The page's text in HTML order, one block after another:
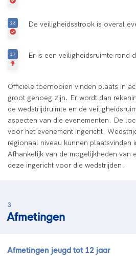
De veiligheidsstrook is overal
Er is een veiligheidsruimte rond
Officiële toernooien vinden plaats in
groot genoeg zijn. Er wordt dan
de wedstrijdruimte en de
aspecten van die evenementen. De
voor het evenement ingericht.
regionaal niveau kunnen plaatsvinden
Afhankelijk van de mogelijkheden van
deze ingericht voor die wedstrijden.
3
Afmetingen
Afmetingen jeugd tot 12 jaar